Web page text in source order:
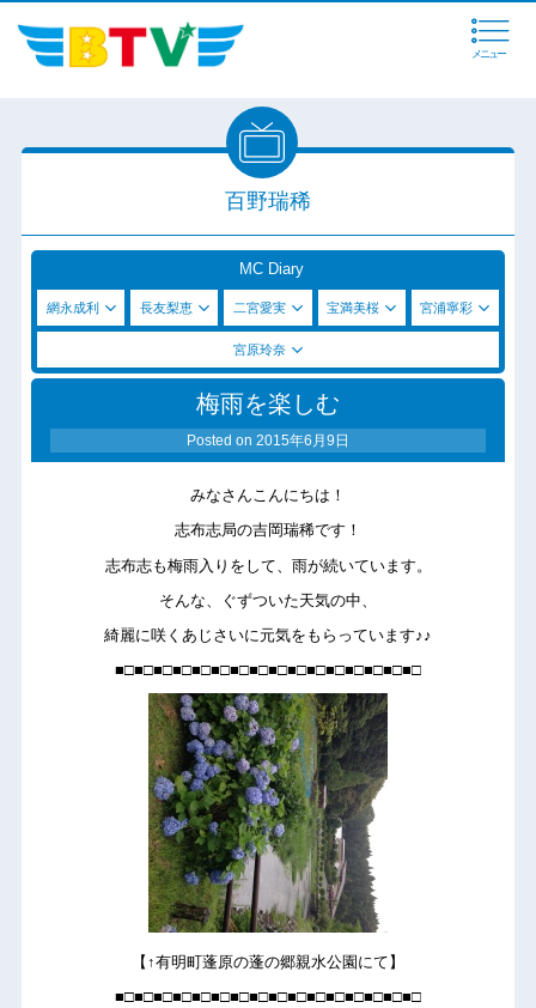
メニュー
百野瑞稀
MC Diary
網永成利 長友梨恵 二宮愛実 宝満美桜 宮浦寧彩
宮原玲奈
梅雨を楽しむ
Posted on 2015年6月9日
みなさんこんにちは！
志布志局の吉岡瑞稀です！
志布志も梅雨入りをして、雨が続いています。
そんな、ぐずついた天気の中、
綺麗に咲くあじさいに元気をもらっています♪♪
■□■□■□■□■□■□■□■□■□■□■□■□■□■□■□■□
【↑有明町蓬原の蓬の郷親水公園にて】
■□■□■□■□■□■□■□■□■□■□■□■□■□■□■□■□